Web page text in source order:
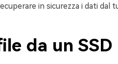
in sicurezza i dati dal
da un SSD